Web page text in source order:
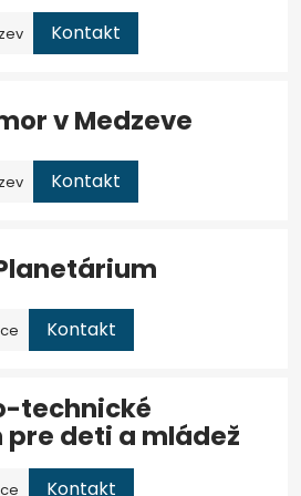
Kontakt
v Medzeve
Kontakt
Kontakt
technické
deti a mládež
Kontakt